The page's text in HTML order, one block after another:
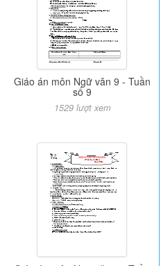
Giáo án môn Ngữ văn 9 - Tuần
số 9
1529 lượt xem